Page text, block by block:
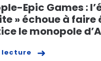
Epic Games :
» échoue à
le monopole
lecture